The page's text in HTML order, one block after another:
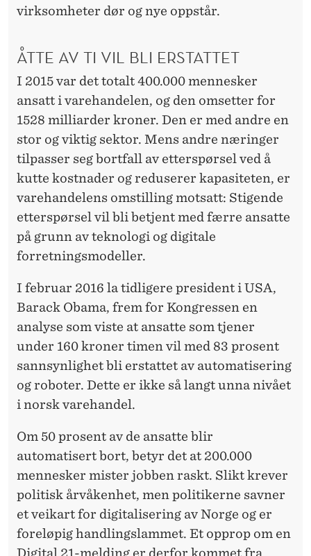
virksomheter dør og nye oppstår.
ÅTTE AV TI VIL BLI ERSTATTET
I 2015 var det totalt 400.000 mennesker
ansatt i varehandelen, og den omsetter for
1528 milliarder kroner. Den er med andre en
stor og viktig sektor. Mens andre næringer
tilpasser seg bortfall av etterspørsel ved å
kutte kostnader og reduserer kapasiteten, er
varehandelens omstilling motsatt: Stigende
etterspørsel vil bli betjent med færre ansatte
på grunn av teknologi og digitale
forretningsmodeller.
I februar 2016 la tidligere president i USA,
Barack Obama, frem for Kongressen en
analyse som viste at ansatte som tjener
under 160 kroner timen vil med 83 prosent
sannsynlighet bli erstattet av automatisering
og roboter. Dette er ikke så langt unna nivået
i norsk varehandel.
Om 50 prosent av de ansatte blir
automatisert bort, betyr det at 200.000
mennesker mister jobben raskt. Slikt krever
politisk årvåkenhet, men politikerne savner
et veikart for digitalisering av Norge og er
foreløpig handlingslammet. Et opprop om en
Digital 21-melding er derfor kommet fra